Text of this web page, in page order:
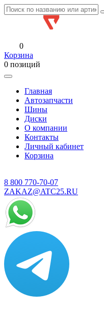
0
Корзина
0 позиций
Главная
Автозапчасти
Шины
Диски
О компании
Контакты
Личный кабинет
Корзина
8 800 770-70-07
ZAKAZ@ATC25.RU